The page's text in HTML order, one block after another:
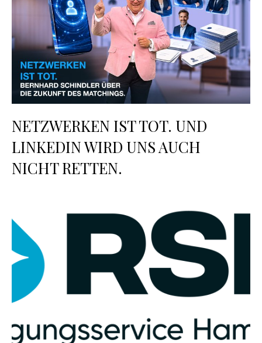
NETZWERKEN IST TOT. UND
LINKEDIN WIRD UNS AUCH
NICHT RETTEN.